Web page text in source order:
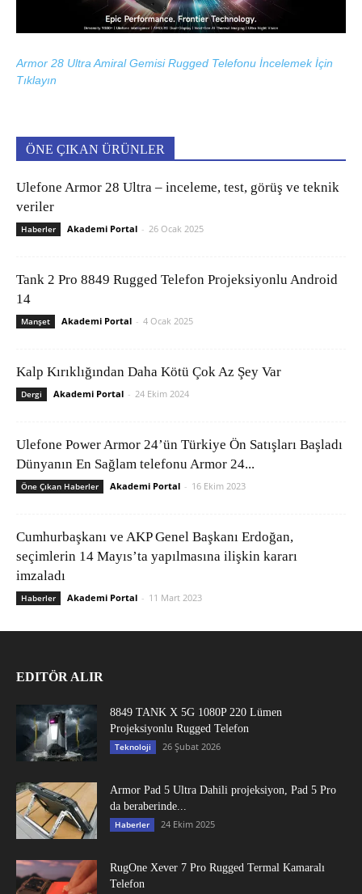
Armor 28 Ultra Amiral Gemisi Rugged Telefonu İncelemek İçin
Tıklayın
ÖNE ÇIKAN ÜRÜNLER
Ulefone Armor 28 Ultra – inceleme, test, görüş ve teknik
veriler
Haberler Akademi Portal - 26 Ocak 2025
Tank 2 Pro 8849 Rugged Telefon Projeksiyonlu Android
14
Manşet Akademi Portal - 4 Ocak 2025
Kalp Kırıklığından Daha Kötü Çok Az Şey Var
Dergi Akademi Portal - 24 Ekim 2024
Ulefone Power Armor 24’ün Türkiye Ön Satışları Başladı
Dünyanın En Sağlam telefonu Armor 24...
Öne Çıkan Haberler Akademi Portal - 16 Ekim 2023
Cumhurbaşkanı ve AKP Genel Başkanı Erdoğan,
seçimlerin 14 Mayıs’ta yapılmasına ilişkin kararı
imzaladı
Haberler Akademi Portal - 11 Mart 2023
EDITÖR ALIR
8849 TANK X 5G 1080P 220 Lümen
Projeksiyonlu Rugged Telefon
Teknoloji 26 Şubat 2026
Armor Pad 5 Ultra Dahili projeksiyon, Pad 5 Pro
da beraberinde...
Haberler 24 Ekim 2025
RugOne Xever 7 Pro Rugged Termal Kamaralı
Telefon